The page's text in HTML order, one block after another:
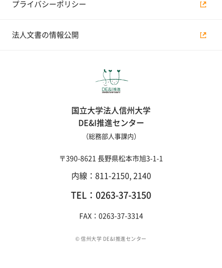
国立大学法人信州大学
DE&I推進センター
（総務部人事課内）
〒390-8621 長野県松本市旭3-1-1
内線：811-2150, 2140
TEL：0263-37-3150
FAX：0263-37-3314
プライバシーポリシー
法人文書の情報公開
© 信州大学 DE&I推進センター